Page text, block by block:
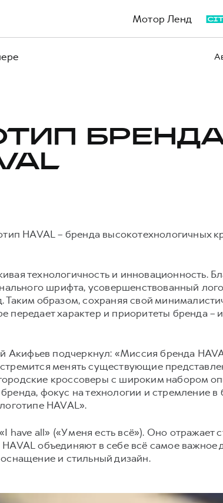
Мотор Ленд
HAVAL – бренда высокотехнологичных
технологичность и инновационность.
шрифта, усовершенствованный
образом, сохраняя свой
передает характер и приоритеты бренда –
подчеркнул: «Миссия бренда
менять существующие
кроссоверы с широким набором
фокус на технологии и стремление в
HAVAL».
have all» («У меня есть всё»). Оно отражает
объединяют в себе всё самое важное
и стильный дизайн.